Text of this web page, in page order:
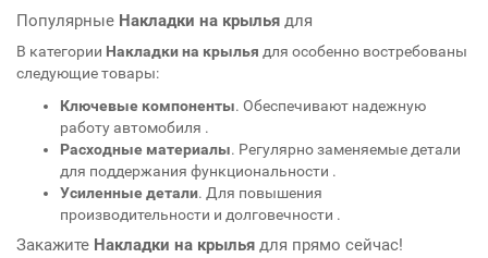
Популярные Накладки на крылья для
В категории Накладки на крылья для особенно востребованы
следующие товары:
Ключевые компоненты. Обеспечивают надежную
работу автомобиля .
Расходные материалы. Регулярно заменяемые детали
для поддержания функциональности .
Усиленные детали. Для повышения
производительности и долговечности .
Закажите Накладки на крылья для прямо сейчас!